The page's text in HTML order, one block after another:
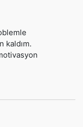
kaldım.